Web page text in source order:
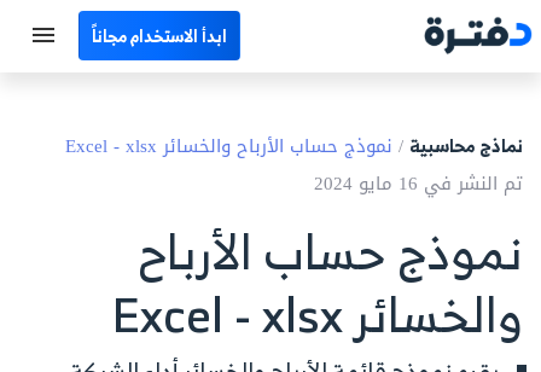
ابدأ الاستخدام مجاناً
جميع الأقسام
حاسبات
مصطلحات محاسبية
نماذج محاسبية / نموذج حساب الأرباح والخسائر Excel - xlsx
تم النشر في 16 مايو 2024
نموذج حساب الأرباح
والخسائر Excel - xlsx